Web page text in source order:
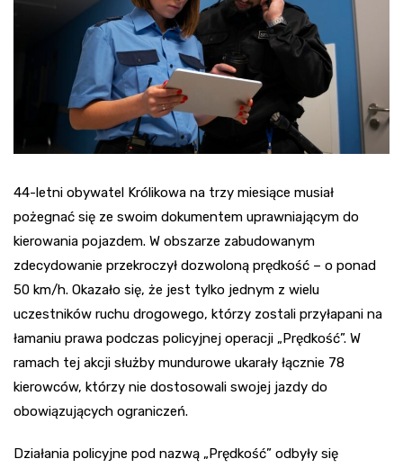
44-letni obywatel Królikowa na trzy miesiące musiał
pożegnać się ze swoim dokumentem uprawniającym do
kierowania pojazdem. W obszarze zabudowanym
zdecydowanie przekroczył dozwoloną prędkość – o ponad
50 km/h. Okazało się, że jest tylko jednym z wielu
uczestników ruchu drogowego, którzy zostali przyłapani na
łamaniu prawa podczas policyjnej operacji „Prędkość”. W
ramach tej akcji służby mundurowe ukarały łącznie 78
kierowców, którzy nie dostosowali swojej jazdy do
obowiązujących ograniczeń.
Działania policyjne pod nazwą „Prędkość” odbyły się